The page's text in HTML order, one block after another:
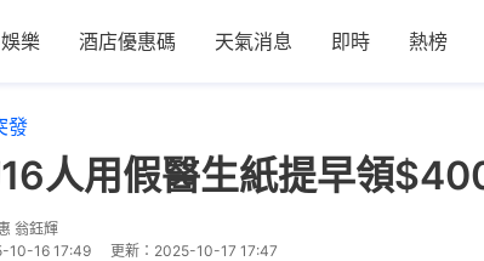
娛樂 酒店優惠碼 天氣消息 即時 熱榜
發
人用假醫生紙提早領
翁鈺輝
10-16 17:49 更新： 2025-10-17 17:47